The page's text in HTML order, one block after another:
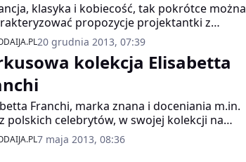
klasyka i kobiecość, tak pokrótce można
propozycje projektantki z
Maryli Walkowskiej – Maryla W na sezon
2014. Najnowsza kolekcja obfituje w
klasyczne formy podkreślające kobiecą
stonowane kolory takie jak niebieski,
srebrny, odrobina czerwieni, neutralne beże
ponadczasowa biel i czerń. Uniwersalna,
się w trendy klasyka, to propozycja
na obecny sezon.
20 grudnia 2013, 07:39
kolekcja Elisabetta
Franchi, marka znana i doceniania m.in.
polskich celebrytów, w swojej kolekcji na
lato 2013 zaprezentowała szereg ubrań w
pastelowym odcieniu turkusu.
7 maja 2013, 08:36